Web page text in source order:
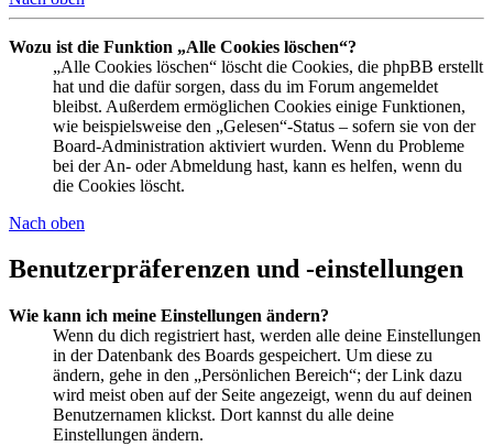
Wozu ist die Funktion „Alle Cookies löschen“?
„Alle Cookies löschen“ löscht die Cookies, die phpBB erstellt
hat und die dafür sorgen, dass du im Forum angemeldet
bleibst. Außerdem ermöglichen Cookies einige Funktionen,
wie beispielsweise den „Gelesen“-Status – sofern sie von der
Board-Administration aktiviert wurden. Wenn du Probleme
bei der An- oder Abmeldung hast, kann es helfen, wenn du
die Cookies löscht.
Nach oben
Benutzerpräferenzen und -einstellungen
Wie kann ich meine Einstellungen ändern?
Wenn du dich registriert hast, werden alle deine Einstellungen
in der Datenbank des Boards gespeichert. Um diese zu
ändern, gehe in den „Persönlichen Bereich“; der Link dazu
wird meist oben auf der Seite angezeigt, wenn du auf deinen
Benutzernamen klickst. Dort kannst du alle deine
Einstellungen ändern.